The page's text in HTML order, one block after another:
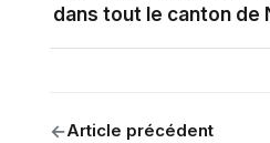
dans tout le canton de
←Article précédent